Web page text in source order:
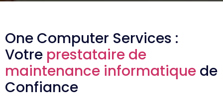
One Computer Services :
Votre prestataire de
maintenance informatique de
Confiance